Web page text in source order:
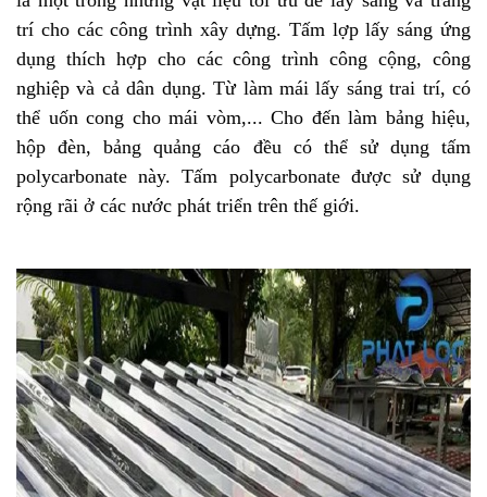
trí cho các công trình xây dựng. Tấm lợp lấy sáng ứng
dụng thích hợp cho các công trình công cộng, công
nghiệp và cả dân dụng. Từ làm mái lấy sáng trai trí, có
thể uốn cong cho mái vòm,... Cho đến làm bảng hiệu,
hộp đèn, bảng quảng cáo đều có thể sử dụng tấm
polycarbonate này. Tấm polycarbonate được sử dụng
rộng rãi ở các nước phát triển trên thế giới.